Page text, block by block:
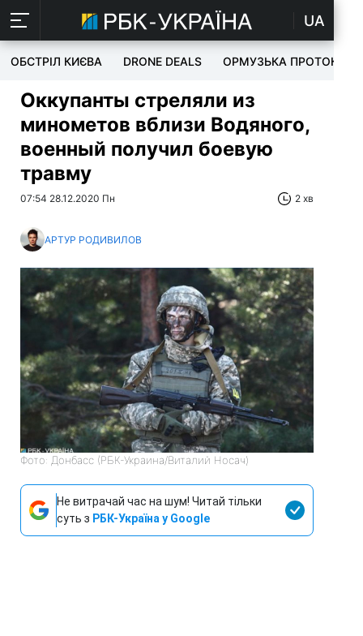
UA
ОБСТРІЛ КИЄВА DRONE DEALS ОРМУЗЬКА ПРОТОКА
Оккупанты стреляли из
минометов вблизи Водяного,
военный получил боевую
травму
07:54 28.12.2020 Пн 2 хв
АРТУР РОДИВИЛОВ
Фото: Донбасс (РБК-Украина/Виталий Носач)
Не витрачай час на шум! Читай тільки
суть з РБК-Україна у Google